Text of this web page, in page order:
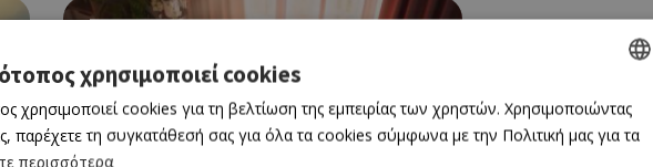
GREEK
ENGLISH
χρησιμοποιεί cookies
χρησιμοποιεί cookies για τη βελτίωση της εμπειρίας των χρηστών. Χρησιμοποιώντας
παρέχετε τη συγκατάθεσή σας για όλα τα cookies σύμφωνα με την Πολιτική μας για τα
περισσότερα